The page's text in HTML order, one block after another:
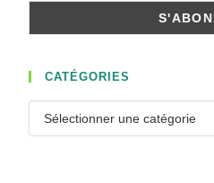
CATÉGORIES
Catégories